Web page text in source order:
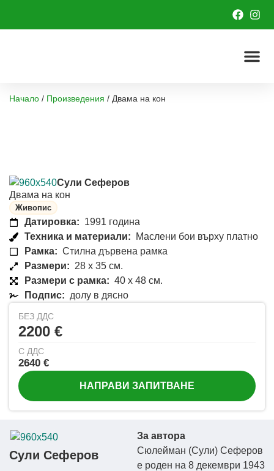
Начало / Произведения / Двама на кон
Сули Сеферов
Двама на кон
Живопис
Датировка: 1991 година
Техника и материали: Маслени бои върху платно
Рамка: Стилна дървена рамка
Размери: 28 x 35 см.
Размери с рамка: 40 x 48 см.
Подпис: долу в дясно
БЕЗ ДДС
2200 €
С ДДС
2640 €
НАПРАВИ ЗАПИТВАНЕ
Сули Сеферов
За автора
Сюлейман (Сули) Сеферов
е роден на 8 декември 1943